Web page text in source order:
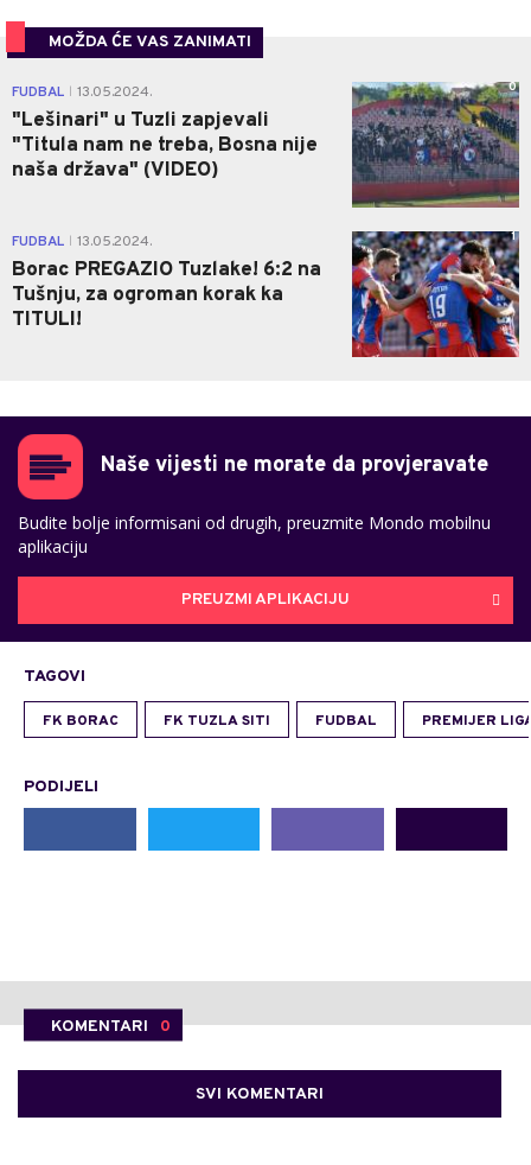
MOŽDA ĆE VAS ZANIMATI
FUDBAL 13.05.2024.
"Lešinari" u Tuzli zapjevali
"Titula nam ne treba, Bosna nije
naša država" (VIDEO)
0
FUDBAL 13.05.2024.
Borac PREGAZIO Tuzlake! 6:2 na
Tušnju, za ogroman korak ka
TITULI!
1
Naše vijesti ne morate da provjeravate
Budite bolje informisani od drugih, preuzmite Mondo mobilnu
aplikaciju
PREUZMI APLIKACIJU
TAGOVI
FK BORAC FK TUZLA SITI FUDBAL PREMIJER
PODIJELI
KOMENTARI 0
SVI KOMENTARI